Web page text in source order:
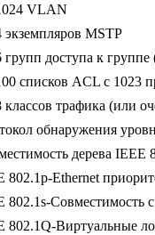
VLAN
экземпляров MSTP
групп доступа к
списков ACL с 1023
классов трафика (или
обнаружения
дерева IEEE
802.1p-Ethernet
802.1s-Совместимость
802.1Q-Виртуальные